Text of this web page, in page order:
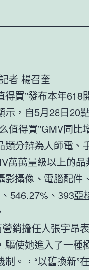
者 楊召奎
得買”發布本年
示，自5月28日20
么值得買”GMV同比
類分辨為大師電、
萬萬量級以上的
影攝像、電腦配件
546.27%、393亞
營銷擔任人張宇昂
驅使她進入了一種
。，“以舊換新”